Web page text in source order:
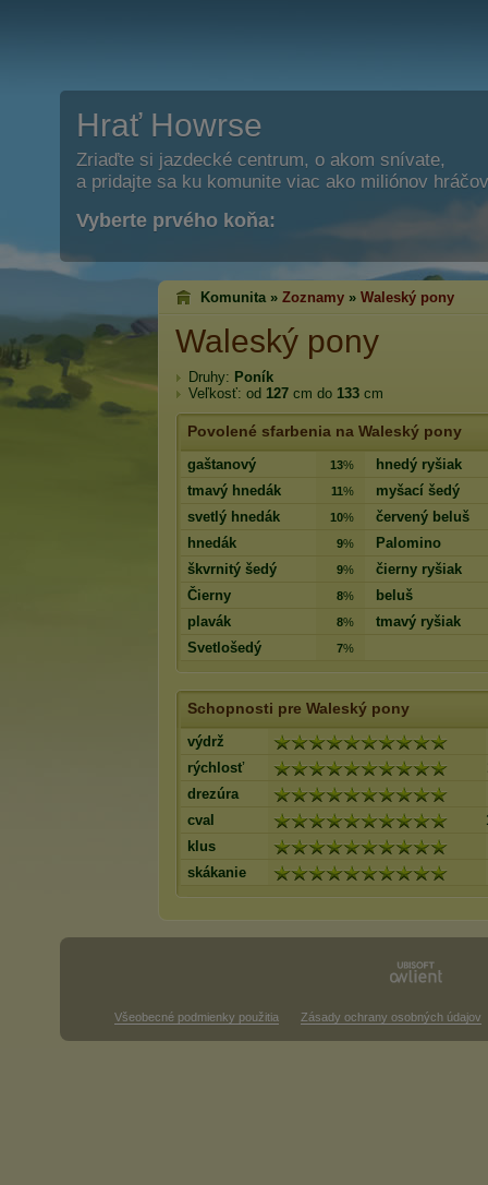
Hrať Howrse
Zriaďte si jazdecké centrum, o akom snívate,
a pridajte sa ku komunite viac ako miliónov
Vyberte prvého koňa:
Komunita » Zoznamy » Waleský pony
Waleský pony
Druhy: Poník
Veľkosť: od 127 cm do 133 cm
Povolené sfarbenia na Waleský pony
gaštanový 13%
hnedý ryšiak
tmavý hnedák
11%
myšací šedý
svetlý hnedák
10%
červený beluš
hnedák
9%
Palomino
škvrnitý šedý
9%
čierny ryšiak
Čierny
8%
beluš
plavák
8%
tmavý ryšiak
Svetlošedý
7%
Schopnosti pre Waleský pony
výdrž
rýchlosť
drezúra
cval
klus
skákanie
Všeobecné podmienky použitia Zásady ochrany osobných údajov